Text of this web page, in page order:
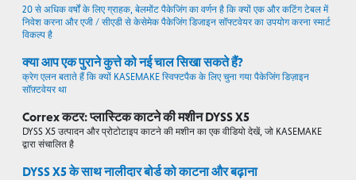
20 से अधिक वर्षों के लिए ग्राहक, बेलमोंट पैकेजिंग का वर्णन है कि क्यों एक और कटिंग टेबल में
निवेश करना और एजी / सीएडी से केसेमेक पैकेजिंग डिजाइन सॉफ्टवेयर का उपयोग करना स्मार्ट
विकल्प है
क्या आप एक पुराने कुत्ते को नई चाल सिखा सकते हैं?
क्रेग एलन बताते हैं कि क्यों KASEMAKE स्विफ्टपैक के लिए चुना गया पैकेजिंग डिज़ाइन
सॉफ़्टवेयर था
Correx कटर: प्लास्टिक काटने की मशीन DYSS X5
DYSS X5 उत्पादन और प्रोटोटाइप काटने की मशीन का एक वीडियो देखें, जो KASEMAKE
द्वारा संचालित है
DYSS X5 के साथ नालीदार बोर्ड को काटना और बढ़ाना